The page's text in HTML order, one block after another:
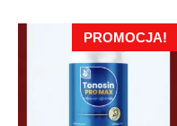
PROMOCJA!